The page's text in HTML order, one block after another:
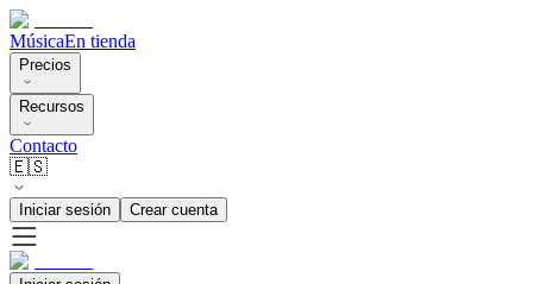
MúsicaEn tienda
Precios
Recursos
Contacto
🇪🇸
Iniciar sesión Crear cuenta